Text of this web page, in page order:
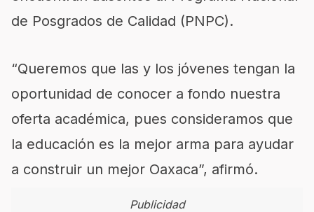
de Posgrados de Calidad (PNPC).
“Queremos que las y los jóvenes tengan la
oportunidad de conocer a fondo nuestra
oferta académica, pues consideramos que
la educación es la mejor arma para ayudar
a construir un mejor Oaxaca”, afirmó.
Publicidad